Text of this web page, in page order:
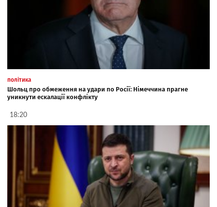
політика
Шольц про обмеження на удари по Росії: Німеччина прагне
уникнути ескалації конфлікту
18:20